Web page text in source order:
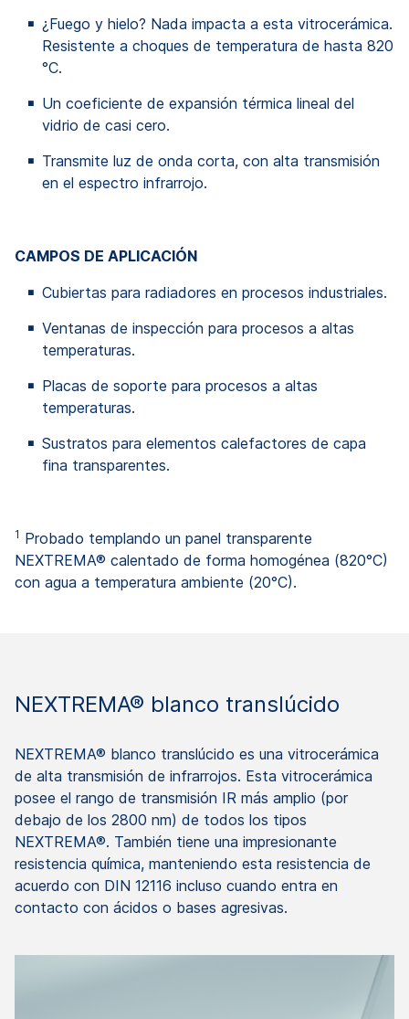
¿Fuego y hielo? Nada impacta a esta vitrocerámica.
Resistente a choques de temperatura de hasta 820
°C.
Un coeficiente de expansión térmica lineal del
vidrio de casi cero.
Transmite luz de onda corta, con alta transmisión
en el espectro infrarrojo.
CAMPOS DE APLICACIÓN
Cubiertas para radiadores en procesos industriales.
Ventanas de inspección para procesos a altas
temperaturas.
Placas de soporte para procesos a altas
temperaturas.
Sustratos para elementos calefactores de capa
fina transparentes.
1 Probado templando un panel transparente
NEXTREMA® calentado de forma homogénea (820°C)
con agua a temperatura ambiente (20°C).
NEXTREMA® blanco translúcido
NEXTREMA® blanco translúcido es una vitrocerámica
de alta transmisión de infrarrojos. Esta vitrocerámica
posee el rango de transmisión IR más amplio (por
debajo de los 2800 nm) de todos los tipos
NEXTREMA®. También tiene una impresionante
resistencia química, manteniendo esta resistencia de
acuerdo con DIN 12116 incluso cuando entra en
contacto con ácidos o bases agresivas.